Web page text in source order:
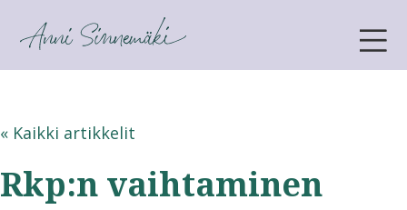
ANNI SINNEMÄKI
« Kaikki artikkelit
Rkp:n vaihtaminen